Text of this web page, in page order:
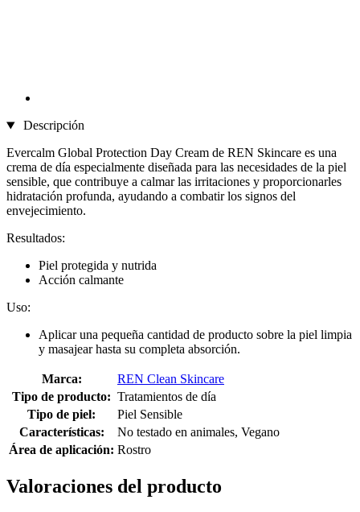
Descripción
Evercalm Global Protection Day Cream de REN Skincare es una
crema de día especialmente diseñada para las necesidades de la piel
sensible, que contribuye a calmar las irritaciones y proporcionarles
hidratación profunda, ayudando a combatir los signos del
envejecimiento.
Resultados:
Piel protegida y nutrida
Acción calmante
Uso:
Aplicar una pequeña cantidad de producto sobre la piel limpia
y masajear hasta su completa absorción.
Marca:
REN Clean Skincare
Tipo de producto: Tratamientos de día
Tipo de piel:
Piel Sensible
Características:
No testado en animales, Vegano
Área de aplicación: Rostro
Valoraciones del producto